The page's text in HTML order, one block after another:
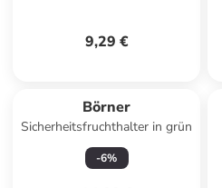
9,29 €
Börner
Sicherheitsfruchthalter in grün
-6%